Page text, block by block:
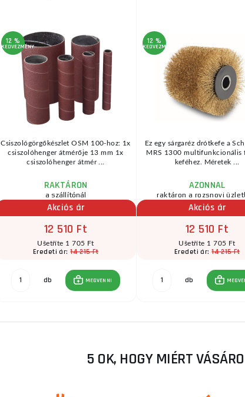
12 %
KEDVEZMÉNY
Csiszológörgőkészlet OSM 100-hoz: 1x
csiszolóhenger átmérője 13 mm 1x
csiszolóhenger átmér ...
RAKTÁRON
a szállítónál
Akciós ár
12 510 Ft
Ušetříte 1 705 Ft
Eredeti ár:14 215 Ft
db MEGVENNI
12 %
KEDVEZMÉNY
Ez egy sárgaréz drótkefe a
MRS 1300 multifunkcionális
keféhez. Méretek ...
AZONNAL
raktáron a rozsnovi
Akciós ár
12 510 Ft
Ušetříte 1 705 Ft
Eredeti ár:14 215 Ft
db
5 OK, HOGY MIÉRT